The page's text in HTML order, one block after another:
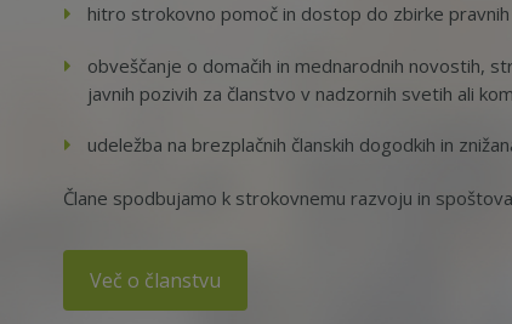
hitro strokovno pomoč in dostop do zbirke
obveščanje o domačih in mednarodnih novostih,
javnih pozivih za članstvo v nadzornih svetih ali
udeležba na brezplačnih članskih dogodkih in
Člane spodbujamo k strokovnemu razvoju in
Več o članstvu